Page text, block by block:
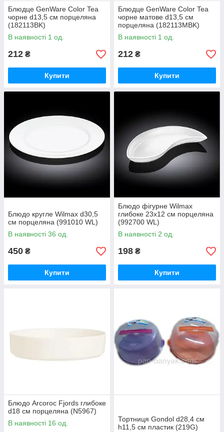
Блюдце GenWare Color Tea
чорне d13,5 см порцеляна
(182113BK)
В наявності 1 од.
212 ₴
Купити
Блюдце GenWare Color Tea
чорне матове d13,5 см
порцеляна (182113MBK)
В наявності 1 од.
212 ₴
Купити
Блюдо кругле Wilmax d30,5
см порцеляна (991010 WL)
В наявності 36 од.
450 ₴
Купити
Блюдо фігурне Wilmax
глибоке 23х12 см порцеляна
(992700 WL)
В наявності 2 од.
198 ₴
Купити
Блюдо Arcoroc Fjords глибоке
d18 см порцеляна (N5967)
В наявності 16 од.
Тортниця Gondol d28,4 см
h11,5 см пластик (219G)